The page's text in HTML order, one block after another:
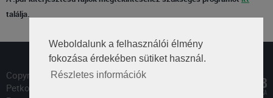
Weboldalunk a felhasználói élmény
fokozása érdekében sütiket használ.
Részletes információk
találja.
Copyright © 2018
Petkomm.hu All Right